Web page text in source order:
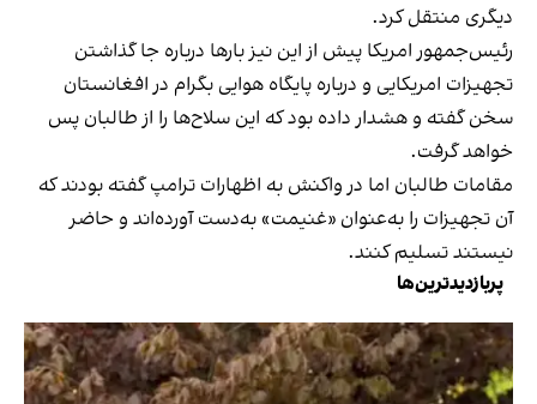
دیگری منتقل کرد.
رئیس‌جمهور امریکا پیش از این نیز بارها درباره جا گذاشتن
تجهیزات امریکایی و درباره پایگاه هوایی بگرام در افغانستان
سخن گفته و هشدار داده بود که این سلاح‌ها را از طالبان پس
خواهد گرفت.
مقامات طالبان اما در واکنش به اظهارات ترامپ گفته بودند که
آن تجهیزات را به‌عنوان «غنیمت» به‌دست آورده‌اند و حاضر
نیستند تسلیم کنند.
پربازدیدترین‌ها